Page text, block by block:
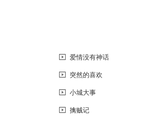
爱情没有神话
突然的喜欢
小城大事
擒贼记